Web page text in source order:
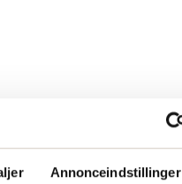
Annonceindstillinger
formularen